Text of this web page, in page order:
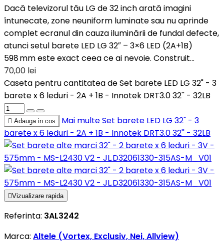
Dacă televizorul tău LG de 32 inch arată imagini
întunecate, zone neuniform luminate sau nu aprinde
complet ecranul din cauza iluminării de fundal defecte,
atunci setul barete LED LG 32″ – 3×6 LED (2A+1B)
598 mm este exact ceea ce ai nevoie. Construit...
70,00 lei
Caseta pentru cantitatea de Set barete LED LG 32" - 3
barete x 6 leduri - 2A + 1B - Innotek DRT3.0 32'' - 32LB
 Adauga in cos Mai multeSet barete LED LG 32" - 3
barete x 6 leduri - 2A + 1B - Innotek DRT3.0 32'' - 32LB
Vizualizare rapida
Referinta: 3AL3242
Marca: Altele (Vortex, Exclusiv, Nei, Allview)